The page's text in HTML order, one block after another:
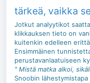
tärkeä, vaikka
Jotkut analyytikot
klikkauksen tieto on
kuitenkin edelleen
Ensimmäinen
perustavanlaatuiseen
" Mistä matka alkoi,
Snoobin